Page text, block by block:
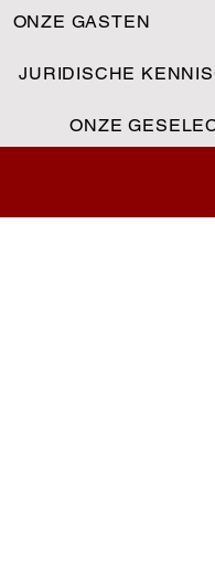
ONZE GASTEN
JURIDISCHE
ONZE